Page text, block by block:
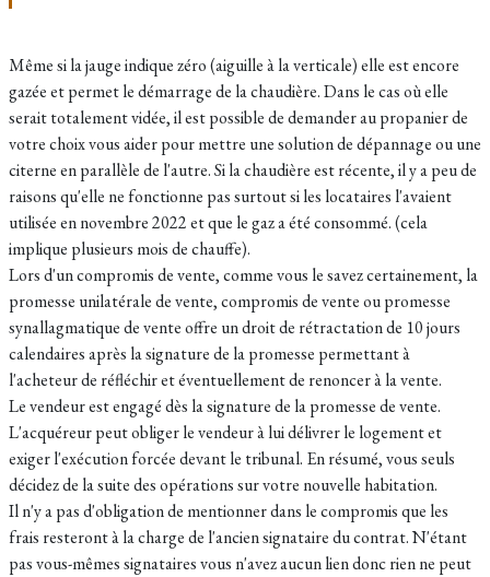
Même si la jauge indique zéro (aiguille à la verticale) elle est encore
gazée et permet le démarrage de la chaudière. Dans le cas où elle
serait totalement vidée, il est possible de demander au propanier de
votre choix vous aider pour mettre une solution de dépannage ou une
citerne en parallèle de l'autre. Si la chaudière est récente, il y a peu de
raisons qu'elle ne fonctionne pas surtout si les locataires l'avaient
utilisée en novembre 2022 et que le gaz a été consommé. (cela
implique plusieurs mois de chauffe).
Lors d'un compromis de vente, comme vous le savez certainement, la
promesse unilatérale de vente, compromis de vente ou promesse
synallagmatique de vente offre un droit de rétractation de 10 jours
calendaires après la signature de la promesse permettant à
l'acheteur de réfléchir et éventuellement de renoncer à la vente.
Le vendeur est engagé dès la signature de la promesse de vente.
L'acquéreur peut obliger le vendeur à lui délivrer le logement et
exiger l'exécution forcée devant le tribunal. En résumé, vous seuls
décidez de la suite des opérations sur votre nouvelle habitation.
Il n'y a pas d'obligation de mentionner dans le compromis que les
frais resteront à la charge de l'ancien signataire du contrat. N'étant
pas vous-mêmes signataires vous n'avez aucun lien donc rien ne peut